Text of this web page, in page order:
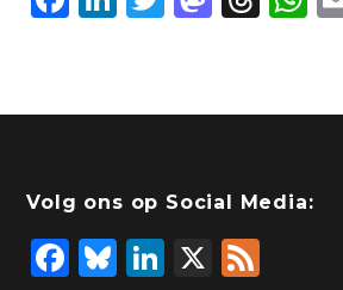
e
o
o
k
e
n
er o
o
n
a
s
s
p
Volg ons op Social Media:
F
Bl
Li X